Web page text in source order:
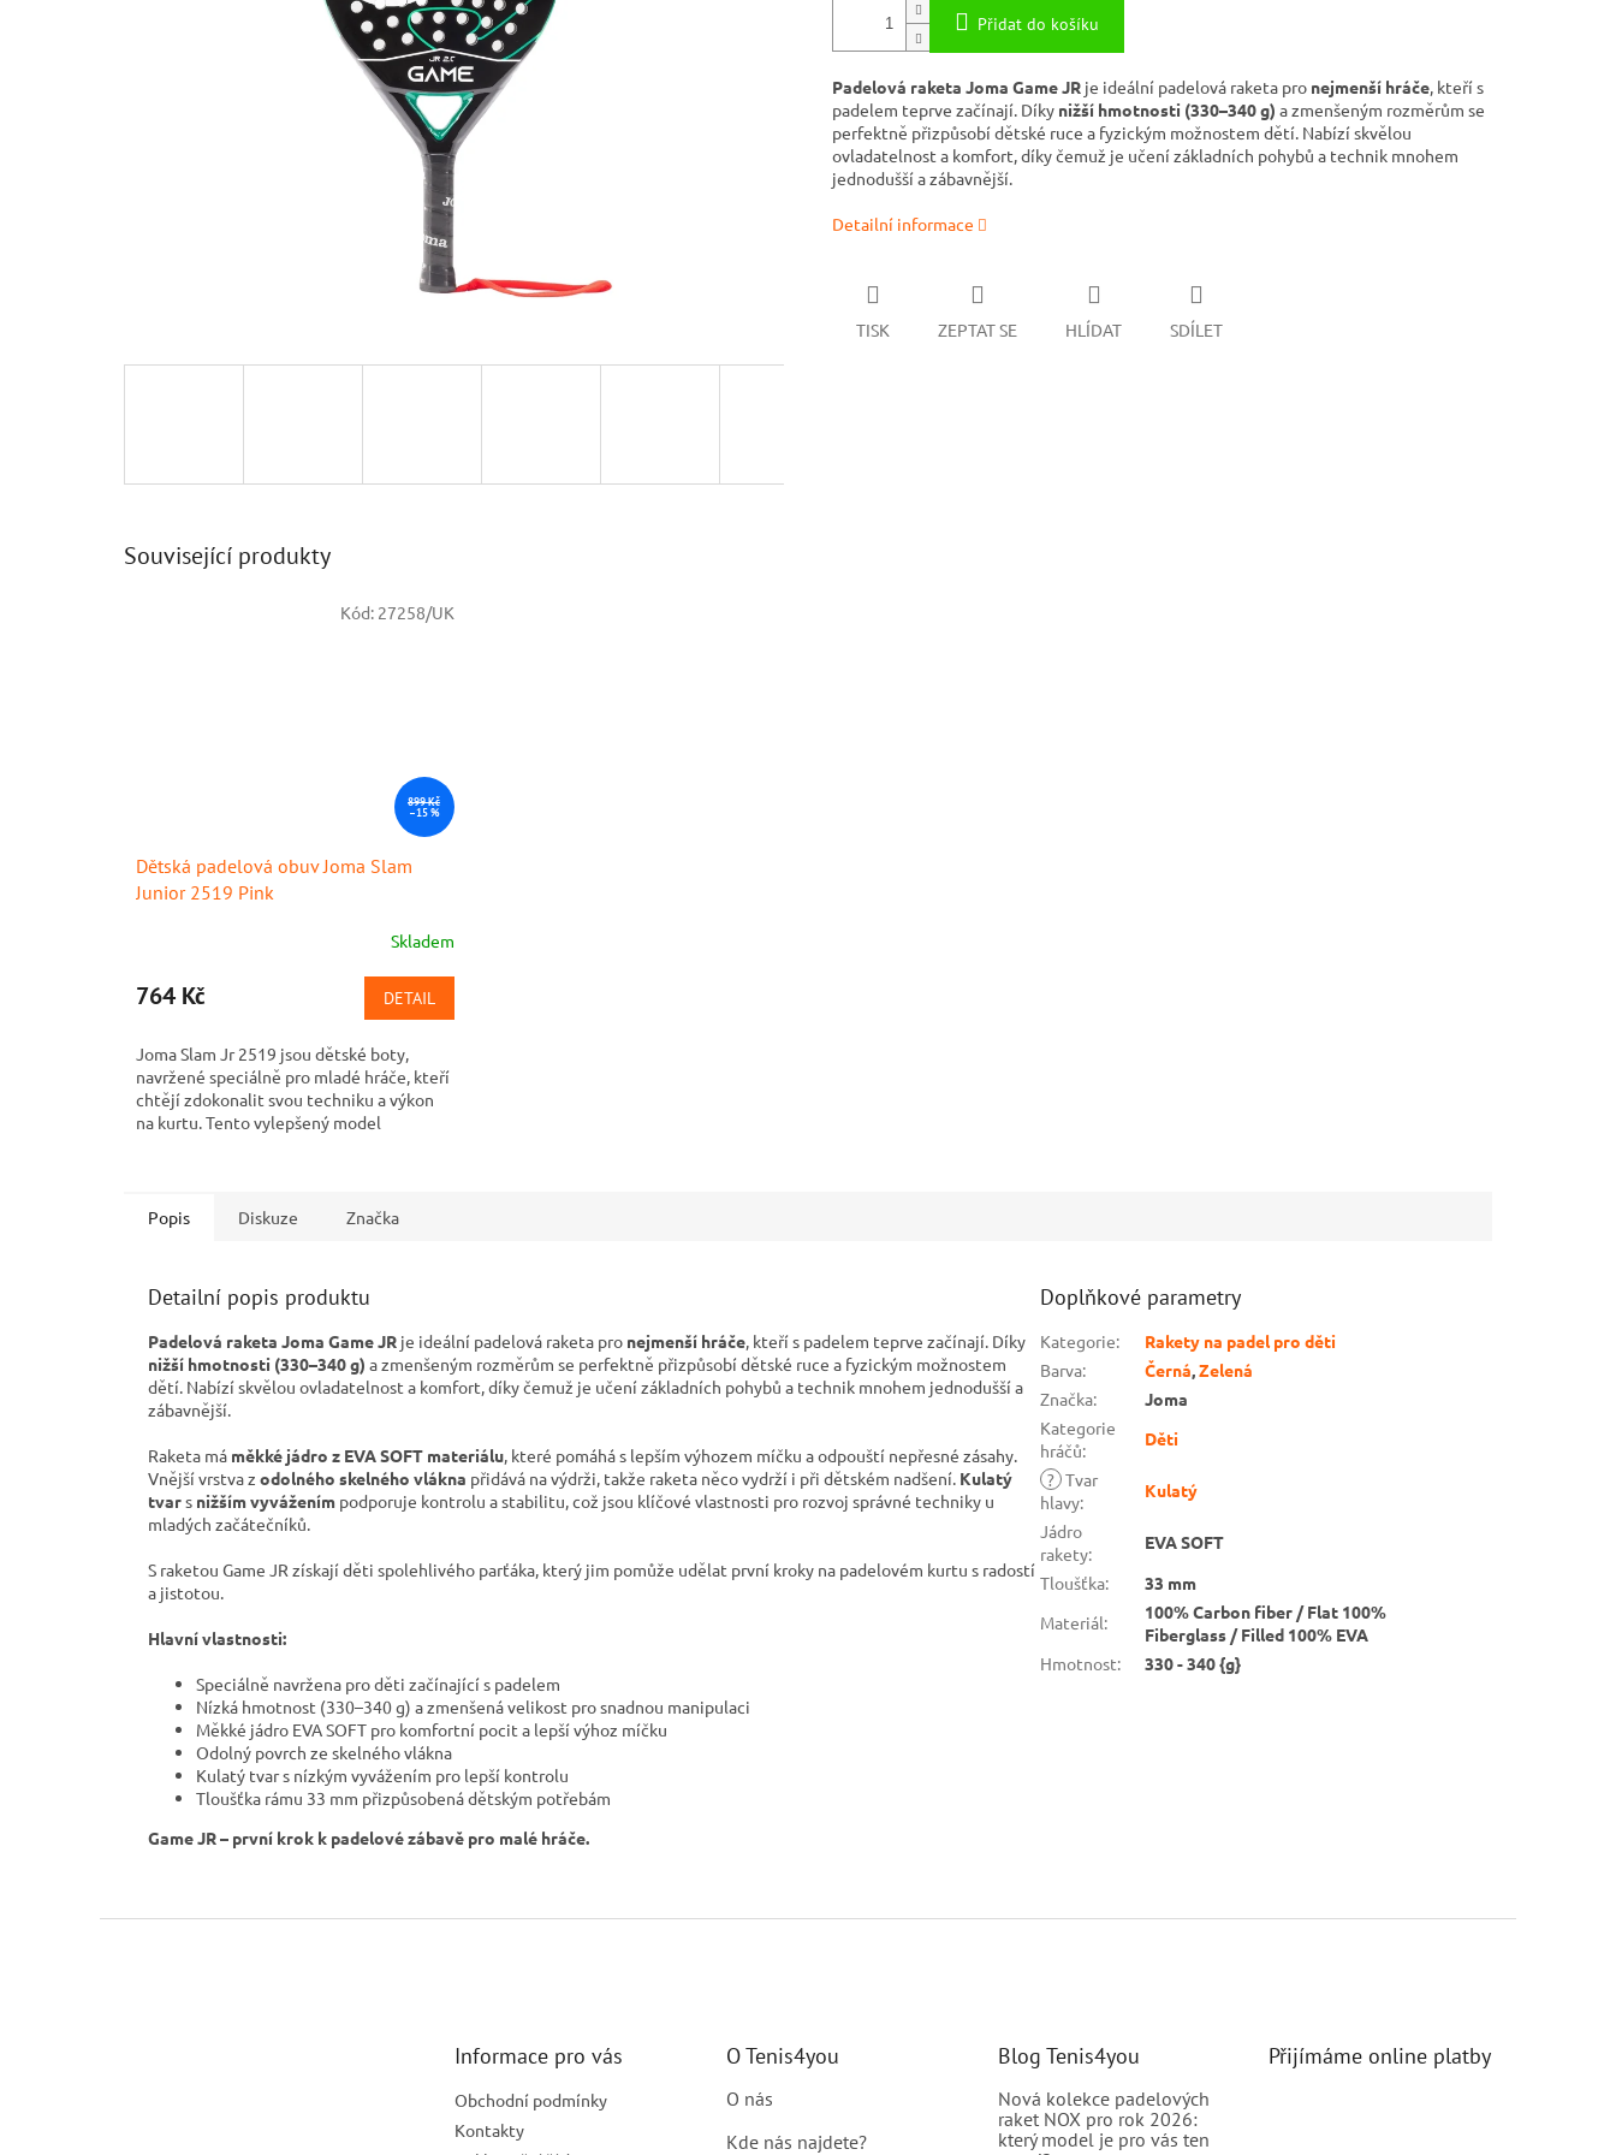
Přidat do košíku
Padelová raketa Joma Game JR je ideální padelová raketa pro nejmenší hráče, kteří s
padelem teprve začínají. Díky nižší hmotnosti (330–340 g) a zmenšeným rozměrům se
perfektně přizpůsobí dětské ruce a fyzickým možnostem dětí. Nabízí skvělou
ovladatelnost a komfort, díky čemuž je učení základních pohybů a technik mnohem
jednodušší a zábavnější.
Detailní informace
TISK ZEPTAT SE HLÍDAT SDÍLET
Související produkty
899 Kč
–15 %
Dětská padelová obuv Joma Slam
Junior 2519 Pink
Skladem
764 Kč DETAIL
Joma Slam Jr 2519 jsou dětské boty,
navržené speciálně pro mladé hráče, kteří
chtějí zdokonalit svou techniku a výkon
na kurtu. Tento vylepšený model
Kód: 27258/UK
Popis Diskuze Značka
Detailní popis produktu
Padelová raketa Joma Game JR je ideální padelová raketa pro nejmenší hráče , kteří s padelem teprve začínají. Díky
nižší hmotnosti (330–340 g) a zmenšeným rozměrům se perfektně přizpůsobí dětské ruce a fyzickým možnostem
dětí. Nabízí skvělou ovladatelnost a komfort, díky čemuž je učení základních pohybů a technik mnohem jednodušší a
zábavnější.
Raketa má měkké jádro z EVA SOFT materiálu , které pomáhá s lepším výhozem míčku a odpouští nepřesné zásahy.
Vnější vrstva z odolného skelného vlákna přidává na výdrži, takže raketa něco vydrží i při dětském nadšení. Kulatý
tvars nižším vyvážením podporuje kontrolu a stabilitu, což jsou klíčové vlastnosti pro rozvoj správné techniky u
mladých začátečníků.
S raketou Game JR získají děti spolehlivého parťáka, který jim pomůže udělat první kroky na padelovém kurtu s radostí
a jistotou.
Hlavní vlastnosti:
Speciálně navržena pro děti začínající s padelem
Nízká hmotnost (330–340 g) a zmenšená velikost pro snadnou manipulaci
Měkké jádro EVA SOFT pro komfortní pocit a lepší výhoz míčku
Odolný povrch ze skelného vlákna
Kulatý tvar s nízkým vyvážením pro lepší kontrolu
Tloušťka rámu 33 mm přizpůsobená dětským potřebám
Game JR – první krok k padelové zábavě pro malé hráče.
Doplňkové parametry
Kategorie:
Rakety na padel pro děti
Barva: Černá ,Zelená
Značka:
Joma
Kategorie
hráčů:
Děti
? Tvar
hlavy:
Kulatý
Jádro
rakety:
EVA SOFT
Tloušťka:
33 mm
Materiál:
100% Carbon fiber / Flat 100%
Fiberglass / Filled 100% EVA
Hmotnost: 330 - 340 {g}
Informace pro vás
Obchodní podmínky
Kontakty
O Tenis4you
O nás
Kde nás najdete?
Blog Tenis4you
Nová kolekce padelových
raket NOX pro rok 2026:
který model je pro vás ten
Přijímáme online platby